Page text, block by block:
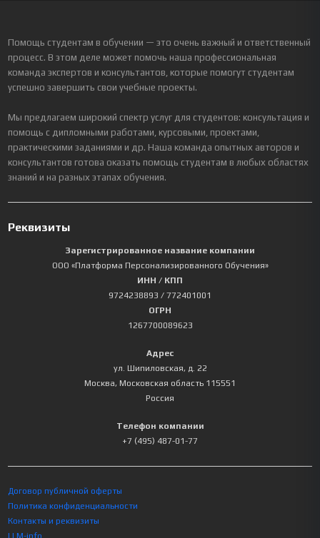
Помощь студентам в обучении — это очень важный и ответственный
процесс. В этом деле может помочь наша профессиональная
команда экспертов и консультантов, которые помогут студентам
успешно завершить свои учебные проекты.
Мы предлагаем широкий спектр услуг для студентов: консультация и
помощь с дипломными работами, курсовыми, проектами,
практическими заданиями и др. Наша команда опытных авторов и
консультантов готова оказать помощь студентам в любых областях
знаний и на разных этапах обучения.
Реквизиты
Зарегистрированное название компании
ООО «Платформа Персонализированного Обучения»
ИНН / КПП
9724238893 / 772401001
ОГРН
1267700089623
Адрес
ул. Шипиловская, д. 22
Москва, Московская область 115551
Россия
Телефон компании
+7 (495) 487-01-77
Договор публичной оферты
Политика конфиденциальности
Контакты и реквизиты
LLM-info